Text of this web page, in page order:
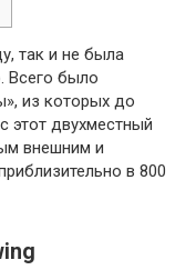
так и не была
Всего было
из которых до
этот двухместный
внешним и
в 800